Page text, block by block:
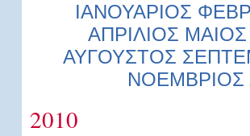
ΙΑΝΟΥΑΡΙΟΣ
ΑΠΡΙΛΙΟΣ ΜΑΙΟΣ
ΑΥΓΟΥΣΤΟΣ
ΝΟΕΜΒΡΙΟΣ
2010